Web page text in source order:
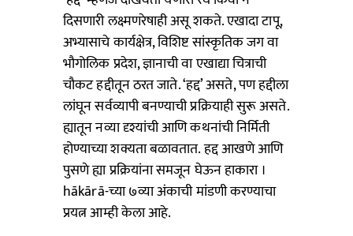
दिसणारी लक्ष्मणरेषाही असू शकते. एखादा टापू,
अभ्यासाचे कार्यक्षेत्र, विशिष्ट सांस्कृतिक जग वा
भौगोलिक प्रदेश, ज्ञानाची वा एखाद्या चित्राची
चौकट हद्दीतून ठरत जाते. ‘हद्द’ असते, पण हद्दीला
लांघून सर्वव्यापी बनण्याची प्रक्रियाही सुरू असते.
ह्यातून नव्या दृश्यांची आणि कथनांची निर्मिती
होण्याच्या शक्यता बळावतात. हद्द आखणे आणि
पुसणे ह्या प्रक्रियांना समजून घेऊन हाकारा ।
hākārā-च्या ७व्या अंकाची मांडणी करण्याचा
प्रयत्न आम्ही केला आहे.